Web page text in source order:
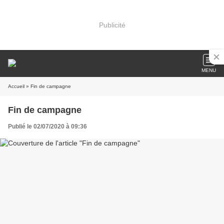
Publicité
MENU
Accueil » Fin de campagne
Fin de campagne
Publié le 02/07/2020 à 09:36